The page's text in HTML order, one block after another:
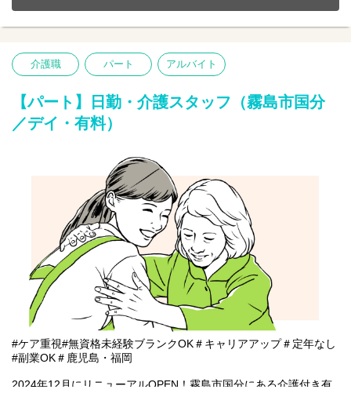
【仕事内容】看護業務全般
〇服薬準備、医療的ケア
〇介助サポートなど
★
介護職 パート アルバイト
【パート】日勤・介護スタッフ（霧島市国分
／デイ・有料）
#ケア重視#無資格未経験ブランクOK＃キャリアアップ＃定年なし
#副業OK＃鹿児島・福岡
2024年12月にリニューアルOPEN！霧島市国分にある介護付き有